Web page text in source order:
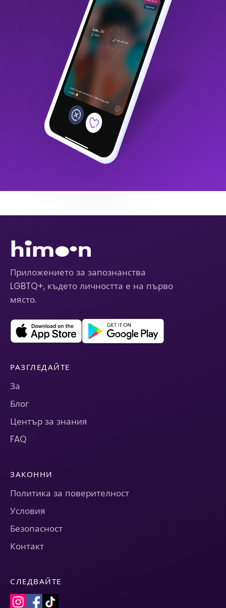
Приложението за запознанства
LGBTQ+, където личността е на първо
място.
РАЗГЛЕДАЙТЕ
За
Блог
Център за знания
FAQ
ЗАКОННИ
Политика за поверителност
Условия
Безопасност
Контакт
СЛЕДВАЙТЕ